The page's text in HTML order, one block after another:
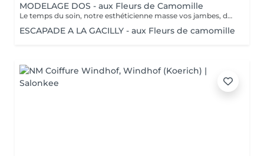
MODELAGE DOS - aux Fleurs de Camomille
Le temps du soin, notre esthéticienne masse vos jambes, des orteils à la taille dans un mouvement tonique qui active la microcirculation et leurs procure un confort sans précédent. Bénéfices : Vos jambes retrouvent fraicheur et légèreté.
ESCAPADE A LA GACILLY - aux Fleurs de camomille